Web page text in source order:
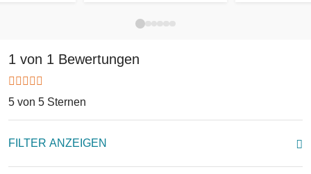
1 von 1 Bewertungen
5 von 5 Sternen
FILTER ANZEIGEN